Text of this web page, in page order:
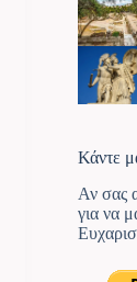
Κάντε
Αν σας
για να